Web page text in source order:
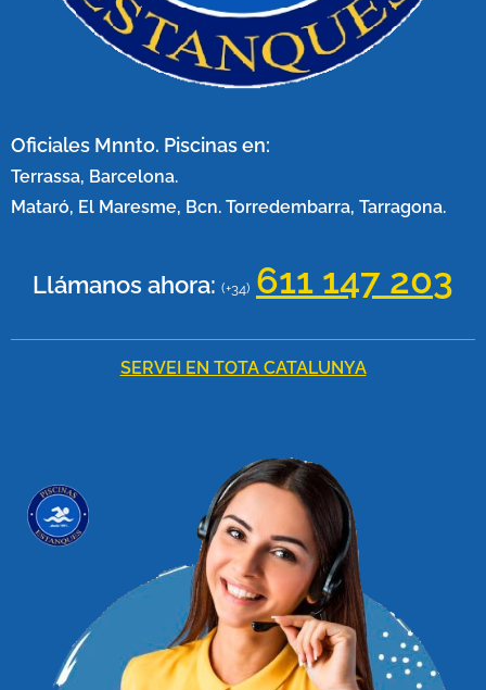
Oficiales Mnnto. Piscinas en:
Terrassa, Barcelona.
Mataró, El Maresme, Bcn. Torredembarra, Tarragona.
Llámanos ahora: (+34) 611 147 203
SERVEI EN TOTA CATALUNYA